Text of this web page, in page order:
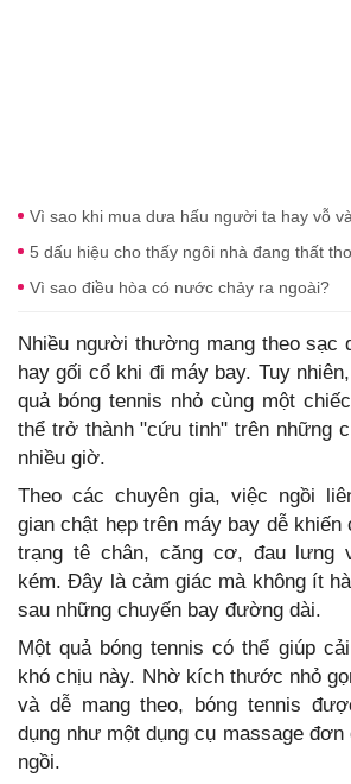
Vì sao khi mua dưa hấu người ta hay vỗ
5 dấu hiệu cho thấy ngôi nhà đang thất
Vì sao điều hòa có nước chảy ra ngoài?
Nhiều người thường mang theo sạc
hay gối cổ khi đi máy bay. Tuy
quả bóng tennis nhỏ cùng một
thể trở thành "cứu tinh" trên những
nhiều giờ.
Theo các chuyên gia, việc ngồi
gian chật hẹp trên máy bay dễ
trạng tê chân, căng cơ, đau lưng
kém. Đây là cảm giác mà không ít
sau những chuyến bay đường dài.
Một quả bóng tennis có thể giúp
khó chịu này. Nhờ kích thước nhỏ
và dễ mang theo, bóng tennis
dụng như một dụng cụ massage đơn
ngồi.